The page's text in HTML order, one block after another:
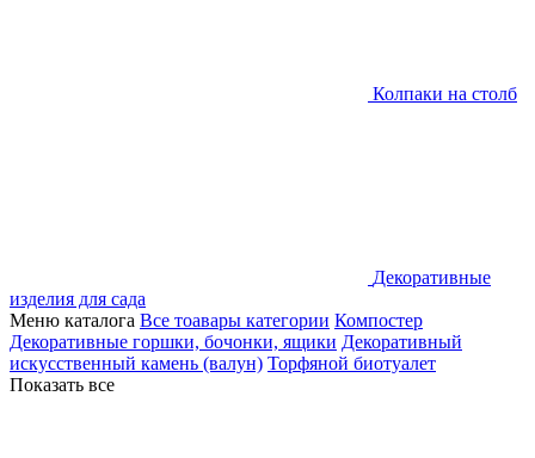
Колпаки на столб
Декоративные
изделия для сада
Меню каталога Все тоавары категории Компостер
Декоративные горшки, бочонки, ящики Декоративный
искусственный камень (валун) Торфяной биотуалет
Показать все